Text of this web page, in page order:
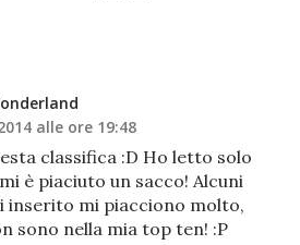
alle ore 19:48
classifica :D Ho letto solo
è piaciuto un sacco! Alcuni
inserito mi piacciono molto,
sono nella mia top ten! :P